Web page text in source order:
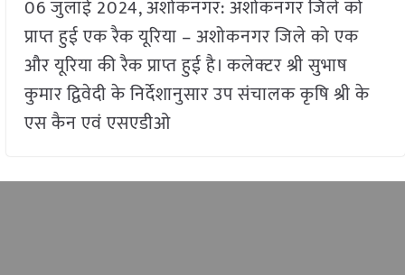
06 जुलाई 2024, अशोकनगर: अशोकनगर जिले को
प्राप्त हुई एक रैक यूरिया – अशोकनगर जिले को एक
और यूरिया की रैक प्राप्त हुई है। कलेक्टर श्री सुभाष
कुमार द्विवेदी के निर्देशानुसार उप संचालक कृषि श्री के
एस कैन एवं एसएडीओ